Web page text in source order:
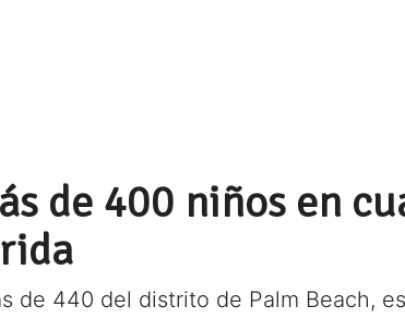
de 400 niños en
de 440 del distrito de Palm Beach,